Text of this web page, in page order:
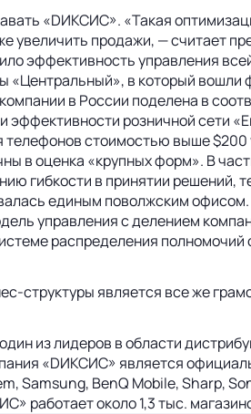
«DИКСИС». «Такая
увеличить продажи, — считает
эффективность управления
«Центральный», в который
в России поделена в
розничной сети
стоимостью выше $200
в оценка «крупных форм». В
гибкости в принятии решений,
единым поволжским
управления с делением
распределения
структуры является все же
из лидеров в области
«DИКСИС» является
Samsung, BenQ Mobile, Sharp,
работает около 1,3 тыс.